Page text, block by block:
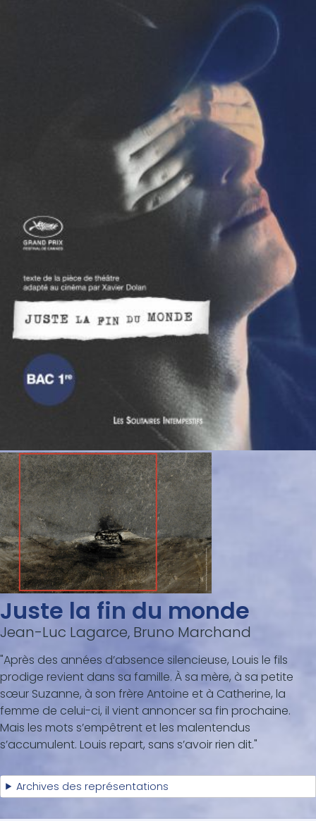
Juste la fin du monde
Jean-Luc Lagarce, Bruno Marchand
"Après des années d’absence silencieuse, Louis le fils
prodige revient dans sa famille. À sa mère, à sa petite
sœur Suzanne, à son frère Antoine et à Catherine, la
femme de celui-ci, il vient annoncer sa fin prochaine.
Mais les mots s’empêtrent et les malentendus
s’accumulent. Louis repart, sans s’avoir rien dit."
Archives des représentations